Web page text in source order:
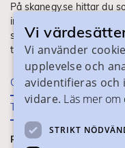
På skanegy.se hittar du
information om ditt
som finns och hur
tillhandahålls av Skånes
Om webbplatsen
Tillgänglighet
PRAKTISK
Vi
Vi använder
upplevelse och
avidentifieras och
vidare. Läs mer om
STRIKT